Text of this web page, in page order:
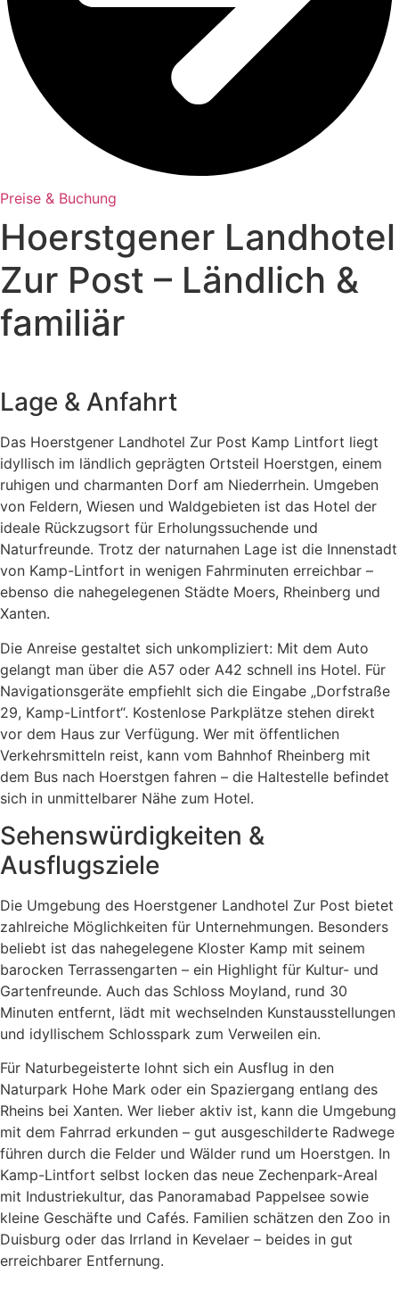
Preise & Buchung
Hoerstgener Landhotel
Zur Post – Ländlich &
familiär
Lage & Anfahrt
Das Hoerstgener Landhotel Zur Post Kamp Lintfort liegt
idyllisch im ländlich geprägten Ortsteil Hoerstgen, einem
ruhigen und charmanten Dorf am Niederrhein. Umgeben
von Feldern, Wiesen und Waldgebieten ist das Hotel der
ideale Rückzugsort für Erholungssuchende und
Naturfreunde. Trotz der naturnahen Lage ist die Innenstadt
von Kamp-Lintfort in wenigen Fahrminuten erreichbar –
ebenso die nahegelegenen Städte Moers, Rheinberg und
Xanten.
Die Anreise gestaltet sich unkompliziert: Mit dem Auto
gelangt man über die A57 oder A42 schnell ins Hotel. Für
Navigationsgeräte empfiehlt sich die Eingabe „Dorfstraße
29, Kamp-Lintfort“. Kostenlose Parkplätze stehen direkt
vor dem Haus zur Verfügung. Wer mit öffentlichen
Verkehrsmitteln reist, kann vom Bahnhof Rheinberg mit
dem Bus nach Hoerstgen fahren – die Haltestelle befindet
sich in unmittelbarer Nähe zum Hotel.
Sehenswürdigkeiten &
Ausflugsziele
Die Umgebung des Hoerstgener Landhotel Zur Post bietet
zahlreiche Möglichkeiten für Unternehmungen. Besonders
beliebt ist das nahegelegene Kloster Kamp mit seinem
barocken Terrassengarten – ein Highlight für Kultur- und
Gartenfreunde. Auch das Schloss Moyland, rund 30
Minuten entfernt, lädt mit wechselnden Kunstausstellungen
und idyllischem Schlosspark zum Verweilen ein.
Für Naturbegeisterte lohnt sich ein Ausflug in den
Naturpark Hohe Mark oder ein Spaziergang entlang des
Rheins bei Xanten. Wer lieber aktiv ist, kann die Umgebung
mit dem Fahrrad erkunden – gut ausgeschilderte Radwege
führen durch die Felder und Wälder rund um Hoerstgen. In
Kamp-Lintfort selbst locken das neue Zechenpark-Areal
mit Industriekultur, das Panoramabad Pappelsee sowie
kleine Geschäfte und Cafés. Familien schätzen den Zoo in
Duisburg oder das Irrland in Kevelaer – beides in gut
erreichbarer Entfernung.